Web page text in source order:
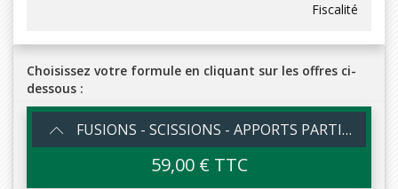
Fiscalité
Choisissez votre formule en cliquant sur les offres ci-
dessous :
FUSIONS - SCISSIONS - APPORTS PARTIELS D'ACTIFS 2024-25
59,00 € TTC